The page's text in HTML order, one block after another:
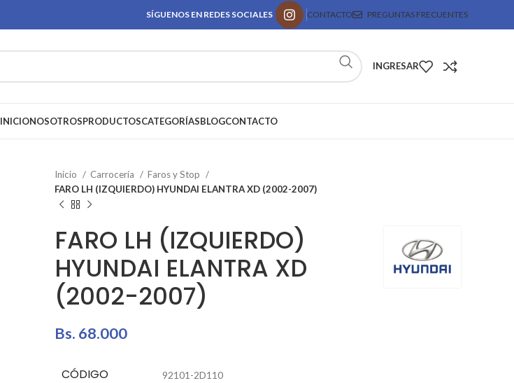
SÍGUENOS EN REDES SOCIALES CONTACTO PREGUNTAS FRECUENTES
INGRESAR
INICIONOSOTROSPRODUCTOSCATEGORÍASBLOGCONTACTO
Inicio Carrocería
Faros y Stop
FARO LH (IZQUIERDO) HYUNDAI ELANTRA XD (2002-2007)
FARO LH (IZQUIERDO)
HYUNDAI ELANTRA XD
(2002-2007)
Bs. 68.000
CÓDIGO 92101-2D110